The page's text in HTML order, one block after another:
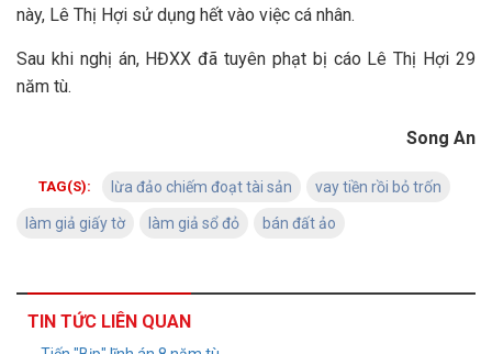
này, Lê Thị Hợi sử dụng hết vào việc cá nhân.
Sau khi nghị án, HĐXX đã tuyên phạt bị cáo Lê Thị Hợi 29
năm tù.
Song An
TAG(S): lừa đảo chiếm đoạt tài sản vay tiền rồi bỏ trốn
làm giả giấy tờ làm giả sổ đỏ bán đất ảo
TIN TỨC LIÊN QUAN